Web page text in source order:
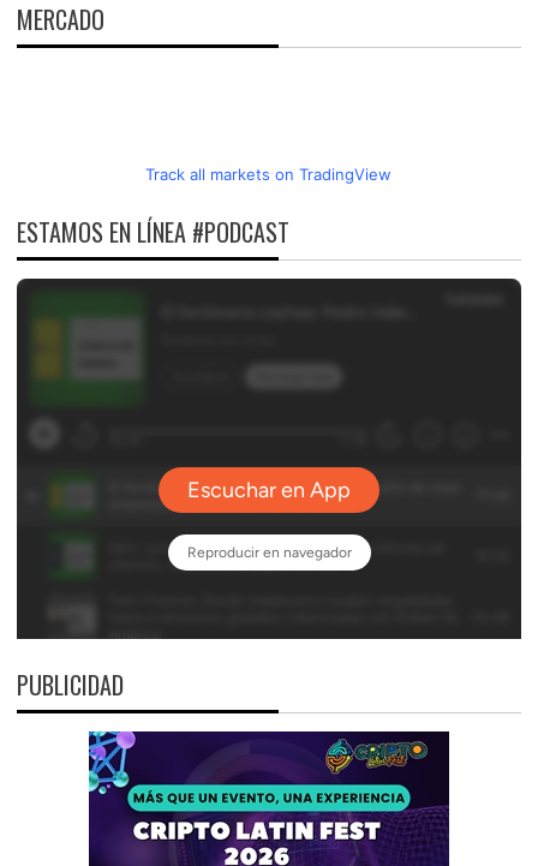
MERCADO
Track all markets on TradingView
ESTAMOS EN LÍNEA #PODCAST
PUBLICIDAD